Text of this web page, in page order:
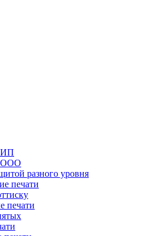
ИП
ООО
разного уровня
печати
печати